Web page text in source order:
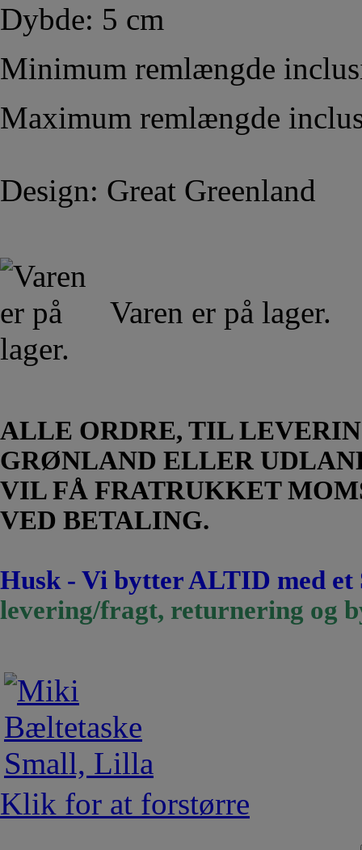
Dybde: 5 cm
Minimum remlængde
Maximum remlængde
Design: Great Greenland
Varen er på lager.
ALLE ORDRE, TIL
GRØNLAND ELLER
VIL FÅ FRATRUKKET
VED BETALING.
Husk - Vi bytter ALTID med
levering/fragt, returnering og
Klik for at forstørre